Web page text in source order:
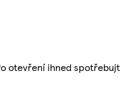
otevření ihned